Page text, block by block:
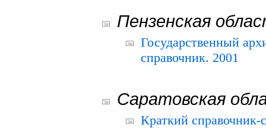
Пензенская
Государственный
справочник. 2001
Саратовская
Краткий